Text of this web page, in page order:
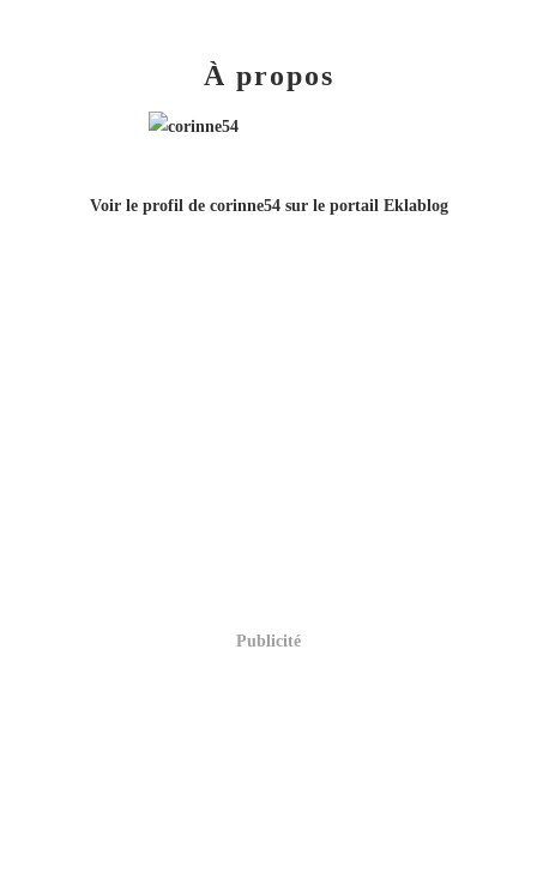
À propos
Voir le profil de corinne54sur le portail Eklablog
Publicité